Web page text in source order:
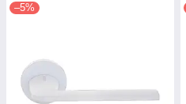
–5%